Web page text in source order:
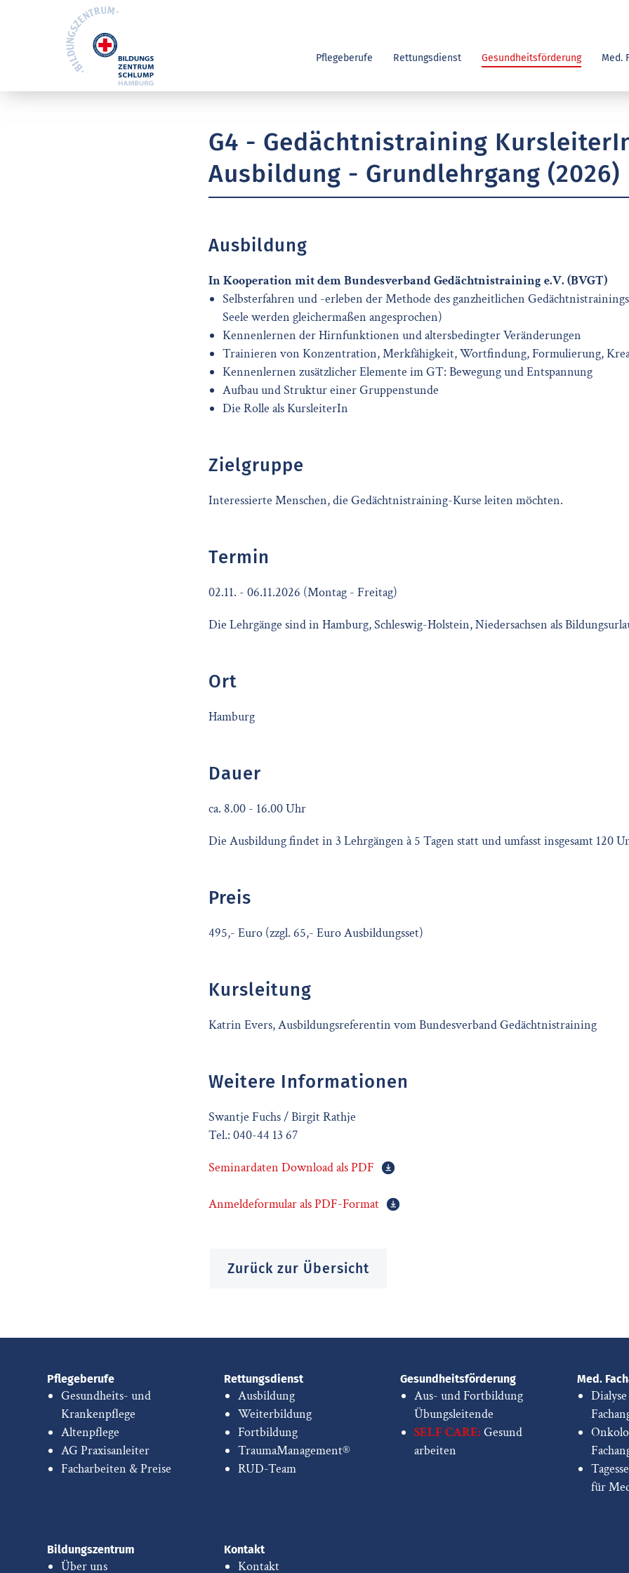
Pflegeberufe Rettungsdienst Gesundheitsförderung Med.
G4 - Gedächtnistraining
Ausbildung - Grundlehrgang (2026)
Ausbildung
In Kooperation mit dem Bundesverband Gedächtnistraining e.V. (BVGT)
Selbsterfahren und -erleben der Methode des ganzheitlichen
Seele werden gleichermaßen angesprochen)
Kennenlernen der Hirnfunktionen und altersbedingter Veränderungen
Trainieren von Konzentration, Merkfähigkeit, Wortfindung, Formulierung,
Kennenlernen zusätzlicher Elemente im GT: Bewegung und Entspannung
Aufbau und Struktur einer Gruppenstunde
Die Rolle als KursleiterIn
Zielgruppe
Interessierte Menschen, die Gedächtnistraining-Kurse leiten möchten.
Termin
02.11. - 06.11.2026 (Montag - Freitag)
Die Lehrgänge sind in Hamburg, Schleswig-Holstein, Niedersachsen als
Ort
Hamburg
Dauer
ca. 8.00 - 16.00 Uhr
Die Ausbildung findet in 3 Lehrgängen à 5 Tagen statt und umfasst insgesamt 120
Preis
495,- Euro (zzgl. 65,- Euro Ausbildungsset)
Kursleitung
Katrin Evers, Ausbildungsreferentin vom Bundesverband Gedächtnistraining
Weitere Informationen
Swantje Fuchs / Birgit Rathje
Tel.: 040-44 13 67
Seminardaten Download als PDF
Anmeldeformular als PDF-Format
Zurück zur Übersicht
Pflegeberufe
Gesundheits- und
Krankenpflege
Altenpflege
AG Praxisanleiter
Facharbeiten & Preise
Rettungsdienst
Ausbildung
Weiterbildung
Fortbildung
TraumaManagement®
RUD-Team
Gesundheitsförderung
Aus- und Fortbildung
Übungsleitende
SELF CARE: Gesund
arbeiten
Med.
für
Bildungszentrum
Über uns
Kontakt
Kontakt